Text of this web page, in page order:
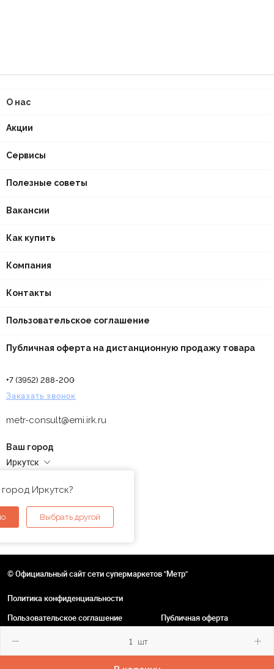
шт
О нас
Акции
Сервисы
Полезные советы
Вакансии
Как купить
Компания
Контакты
Пользовательское соглашение
Публичная оферта на дистанционную продажу товара
+7 (3952) 288-200
Заказать звонок
metr-consult@emi.irk.ru
Ваш город
Иркутск
Иркутск?
Выбрать другой
© Официальный сайт сети супермаркетов "Метр"
Политика конфиденциальности
Пользовательское соглашение
Публичная оферта